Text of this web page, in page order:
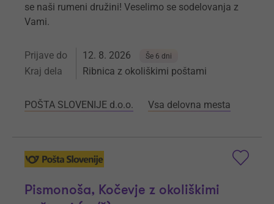
se naši rumeni družini! Veselimo se sodelovanja z
Vami.
Prijave do 12. 8. 2026 Še 6 dni
Kraj dela Ribnica z okoliškimi poštami
POŠTA SLOVENIJE d.o.o. Vsa delovna mesta
Pismonoša, Kočevje z okoliškimi